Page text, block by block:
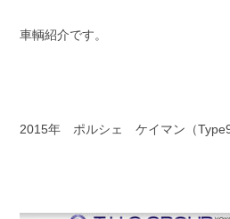
車輌紹介です。
2015年 ポルシェ ケイマン（